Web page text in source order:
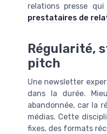
relations presse
prestataires de
Régularité,
pitch
Une newsletter
dans la durée.
abandonnée, car la
médias. Cette
fixes, des formats